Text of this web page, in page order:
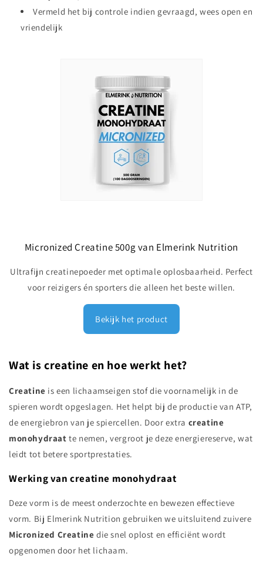
Vermeld het bij controle indien gevraagd, wees open en
vriendelijk
Micronized Creatine 500g van Elmerink Nutrition
Ultrafijn creatinepoeder met optimale oplosbaarheid. Perfect
voor reizigers én sporters die alleen het beste willen.
Bekijk het product
Wat is creatine en hoe werkt het?
Creatine is een lichaamseigen stof die voornamelijk in de
spieren wordt opgeslagen. Het helpt bij de productie van ATP,
de energiebron van je spiercellen. Door extra creatine
monohydraat te nemen, vergroot je deze energiereserve, wat
leidt tot betere sportprestaties.
Werking van creatine monohydraat
Deze vorm is de meest onderzochte en bewezen effectieve
vorm. Bij Elmerink Nutrition gebruiken we uitsluitend zuivere
Micronized Creatine die snel oplost en efficiënt wordt
opgenomen door het lichaam.